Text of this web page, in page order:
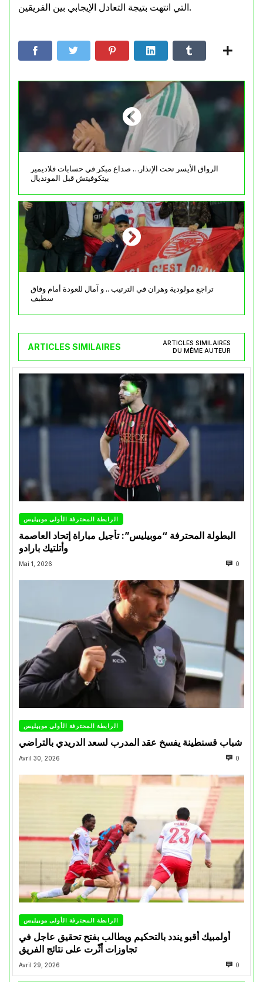
التي انتهت بتيجة التعادل الإيجابي بين الفريقين.
الرواق الأيسر تحت الإنذار… صداع مبكر في حسابات فلاديمير
بيتكوفيتش قبل المونديال
تراجع مولودية وهران في الترتيب .. و آمال للعودة أمام وفاق
سطيف
ARTICLES SIMILAIRES
ARTICLES SIMILAIRES
DU MÊME AUTEUR
الرابطة المحترفة الأولى موبيليس
البطولة المحترفة “موبيليس”: تأجيل مباراة إتحاد العاصمة
وأتلتيك بارادو
Mai 1, 2026 0
الرابطة المحترفة الأولى موبيليس
شباب قسنطينة يفسخ عقد المدرب لسعد الدريدي بالتراضي
Avril 30, 2026 0
الرابطة المحترفة الأولى موبيليس
أولمبيك أقبو يندد بالتحكيم ويطالب بفتح تحقيق عاجل في
تجاوزات أثّرت على نتائج الفريق
Avril 29, 2026 0